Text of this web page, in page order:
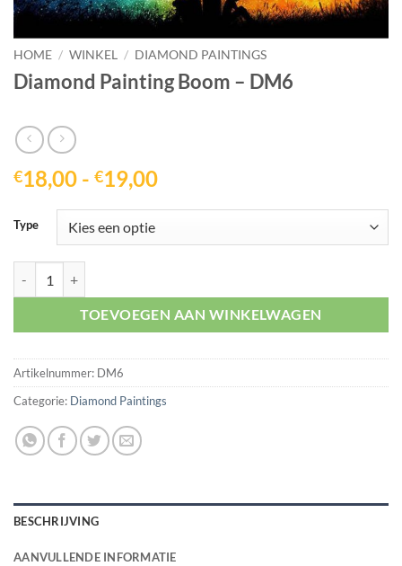
HOME / WINKEL / DIAMOND PAINTINGS
Diamond Painting Boom – DM6
€18,00 - €19,00Prijsklasse:
€19,00
Type
TOEVOEGEN AAN WINKELWAGEN
Artikelnummer: DM6
Categorie: Diamond Paintings
BESCHRIJVING
AANVULLENDE INFORMATIE